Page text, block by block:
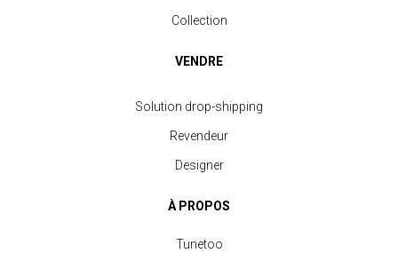
Collection
VENDRE
Solution drop-shipping
Revendeur
Designer
À PROPOS
Tunetoo